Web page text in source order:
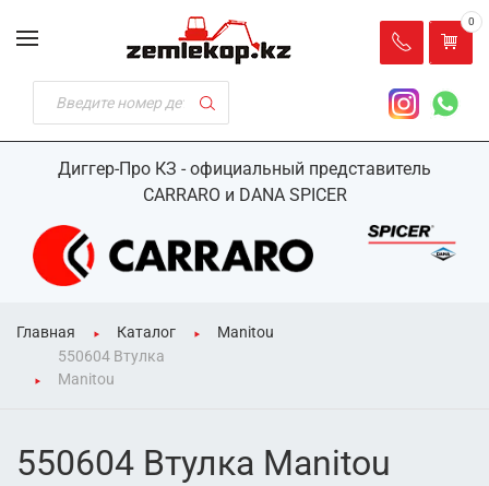
Диггер-Про КЗ - официальный представитель
CARRARO и DANA SPICER
0
Главная Каталог
Manitou
550604 Втулка
Manitou
550604 Втулка Manitou